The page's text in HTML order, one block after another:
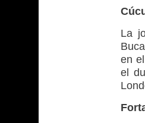
La
en
el